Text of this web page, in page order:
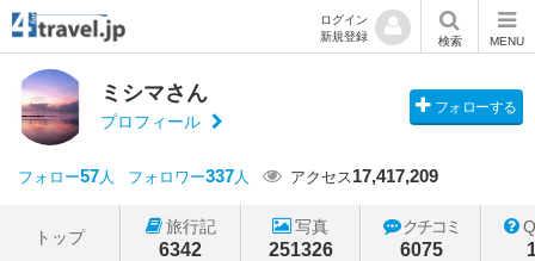
ログイン
新規登録
検索 MENU
ミシマさん
プロフィール
フォローする
フォロー57人 フォロワー337人 アクセス17,417,209
トップ
旅行記
6342
写真
251326
クチコミ
6075